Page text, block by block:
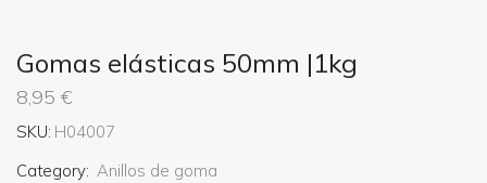
Gomas elásticas 50mm |1kg
8,95 €
SKU: H04007
Category: Anillos de goma